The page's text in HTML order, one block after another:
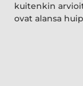
kuitenkin
ovat alansa